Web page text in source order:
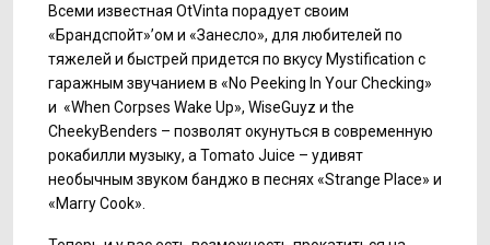
Всеми известная OtVinta порадует своим
«Брандспойт»’ом и «Занесло», для любителей по
тяжелей и быстрей придется по вкусу Mystification с
гаражным звучанием в «No Peeking In Your Checking»
и «When Corpses Wake Up», WiseGuyz и the
CheekyBenders – позволят окунуться в современную
рокабилли музыку, а Tomato Juice – удивят
необычным звуком банджо в песнях «Strange Place» и
«Marry Cook».